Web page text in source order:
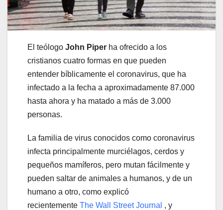
El teólogo John Piper ha ofrecido a los
cristianos cuatro formas en que pueden
entender bíblicamente el coronavirus, que ha
infectado a la fecha a aproximadamente 87.000
hasta ahora y ha matado a más de 3.000
personas.
La familia de virus conocidos como coronavirus
infecta principalmente murciélagos, cerdos y
pequeños mamíferos, pero mutan fácilmente y
pueden saltar de animales a humanos, y de un
humano a otro, como explicó
recientemente The Wall Street Journal , y